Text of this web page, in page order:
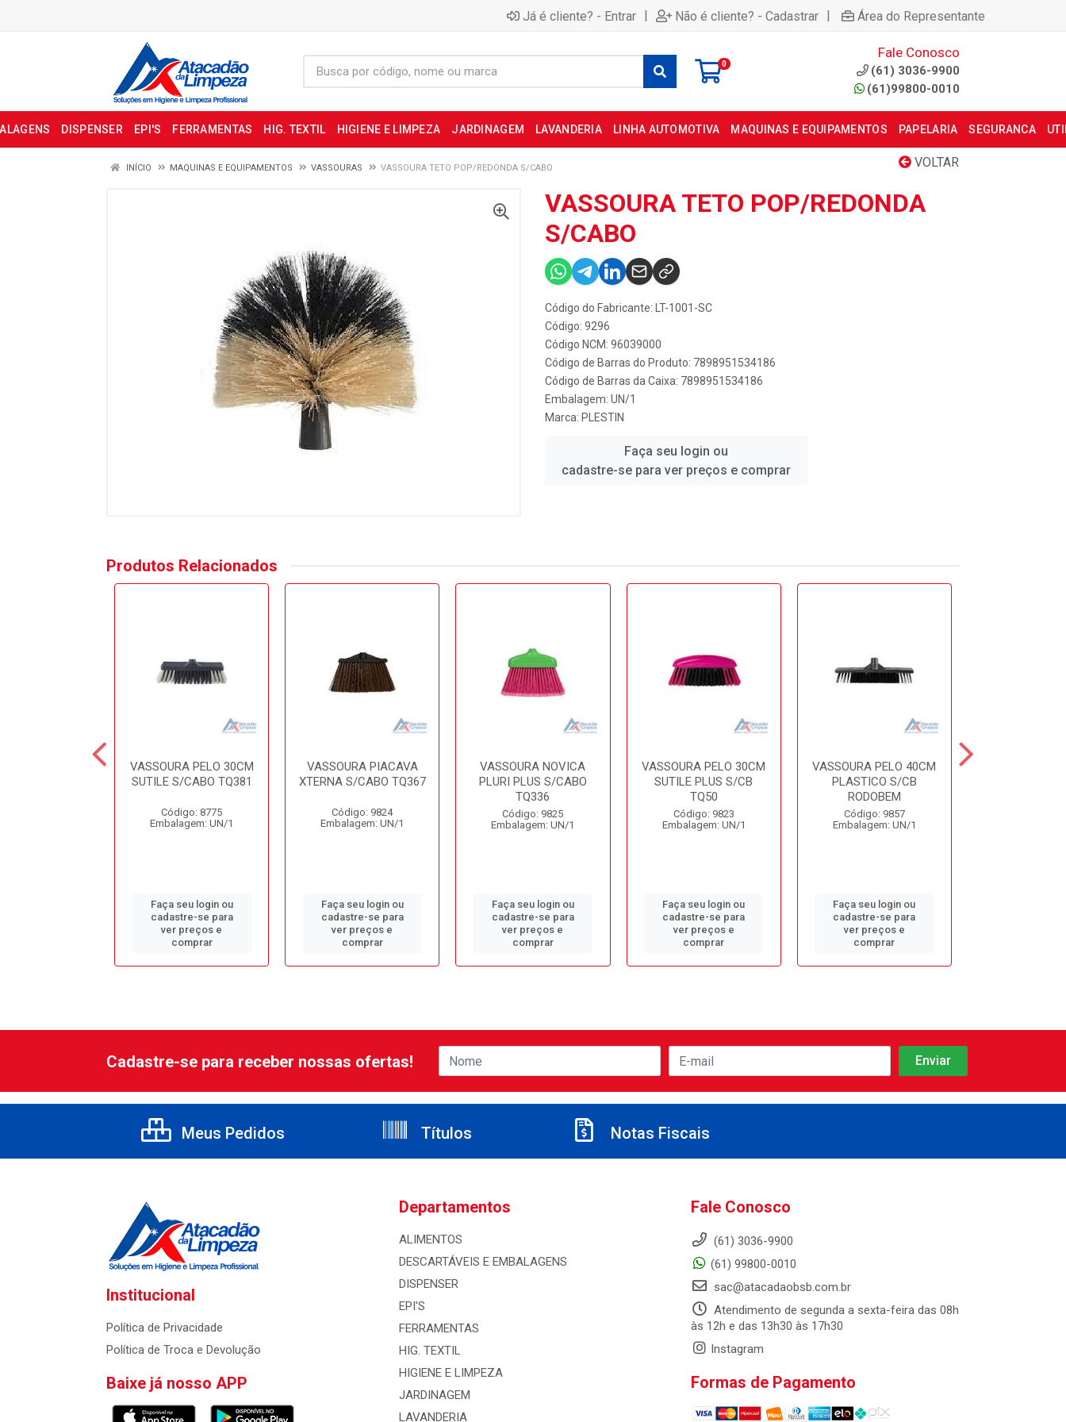
Já é cliente? - Entrar | Não é cliente? - Cadastrar | Área do Representante
0
Fale Conosco
(61) 3036-9900
(61)99800-0010
DISPENSER EPI'S FERRAMENTAS HIG. TEXTIL HIGIENE E LIMPEZA JARDINAGEM LAVANDERIA LINHA AUTOMOTIVA MAQUINAS E EQUIPAMENTOS PAPELARIA SEGURANCA
VOLTAR
INÍCIO MAQUINAS E EQUIPAMENTOS VASSOURAS VASSOURA TETO POP/REDONDA S/CABO
VASSOURA TETO POP/REDONDA
S/CABO
Código do Fabricante: LT-1001-SC
Código: 9296
Código NCM: 96039000
Código de Barras do Produto: 7898951534186
Código de Barras da Caixa: 7898951534186
Embalagem: UN/1
Marca: PLESTIN
Faça seu login ou
cadastre-se para ver preços e comprar
Produtos Relacionados
VASSOURA PELO 30CM
SUTILE S/CABO TQ381
Código: 8775
Embalagem: UN/1
Faça seu login ou
cadastre-se para
ver preços e
comprar
VASSOURA PIACAVA
XTERNA S/CABO TQ367
Código: 9824
Embalagem: UN/1
Faça seu login ou
cadastre-se para
ver preços e
comprar
VASSOURA NOVICA
PLURI PLUS S/CABO
TQ336
Código: 9825
Embalagem: UN/1
Faça seu login ou
cadastre-se para
ver preços e
comprar
VASSOURA PELO 30CM
SUTILE PLUS S/CB
TQ50
Código: 9823
Embalagem: UN/1
Faça seu login ou
cadastre-se para
ver preços e
comprar
VASSOURA PELO 40CM
PLASTICO S/CB
RODOBEM
Código: 9857
Embalagem: UN/1
Faça seu login ou
cadastre-se para
ver preços e
comprar
Cadastre-se para receber nossas ofertas!
Meus Pedidos Títulos Notas Fiscais
Institucional
Política de Privacidade
Política de Troca e Devolução
Baixe já nosso APP
Departamentos
ALIMENTOS
DESCARTÁVEIS E EMBALAGENS
DISPENSER
EPI'S
FERRAMENTAS
HIG. TEXTIL
HIGIENE E LIMPEZA
JARDINAGEM
LAVANDERIA
Fale Conosco
(61) 3036-9900
(61) 99800-0010
sac@atacadaobsb.com.br
Atendimento de segunda a sexta-feira das 08h
às 12h e das 13h30 às 17h30
Instagram
Formas de Pagamento